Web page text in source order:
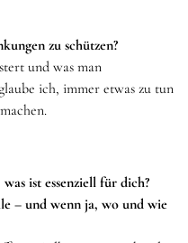
zu schützen?
und was man
ich, immer etwas zu tun
ist essenziell für dich?
– und wenn ja, wo und wie